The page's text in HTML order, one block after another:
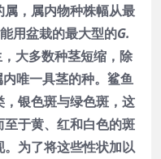
，属内物种株幅从最
用盆栽的最大型的G.
大多数种茎短缩，除
唯一具茎的种。鲨鱼
银色斑与绿色斑，这
于黄、红和白色的斑
为了将这些性状加以